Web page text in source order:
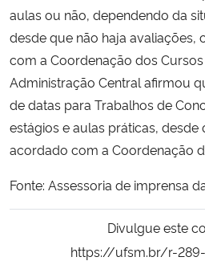
Controladoria-Geral da União
Ministério da Mulher, da Família e dos
Secretaria-Geral
Secretaria de Governo
Gabinete de Segurança Institucional
Advocacia-Geral da União
aulas ou não, dependendo da
desde que não haja avaliações,
com a Coordenação dos
Administração Central afirmou
de datas para Trabalhos de
estágios e aulas práticas,
acordado com a Coordenação
Fonte: Assessoria de imprensa
Divulgue este
https://ufsm.br/r-289-